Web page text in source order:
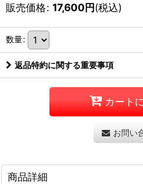
販売価格: 17,600円(税込)
数量:
返品特約に関する重要事項
カート
お問い
商品詳細